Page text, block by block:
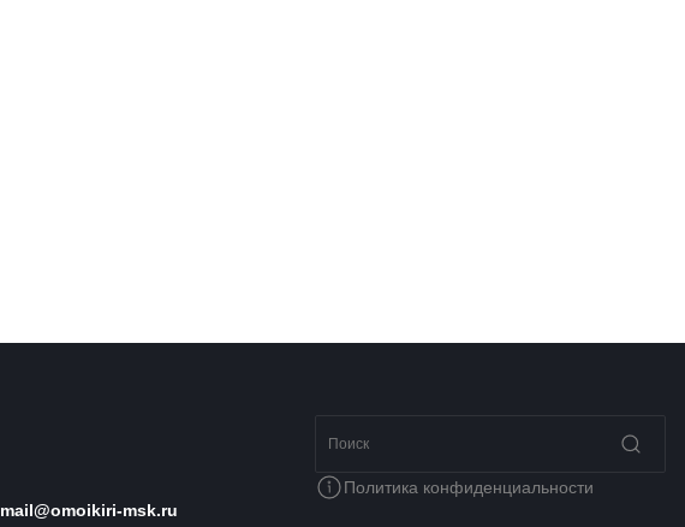
mail@omoikiri-msk.ru
Политика конфиденциальности